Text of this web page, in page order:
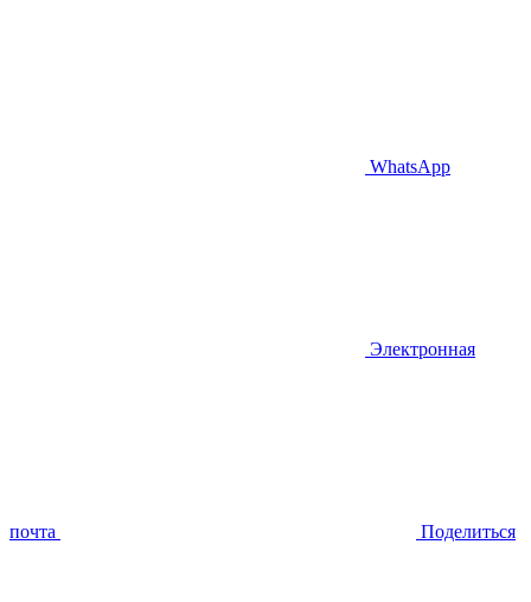
WhatsApp
Электронная
почта Поделиться